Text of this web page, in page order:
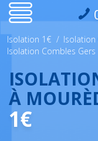
Isolation 1€ / Isolation
Isolation Combles Gers
À
1€